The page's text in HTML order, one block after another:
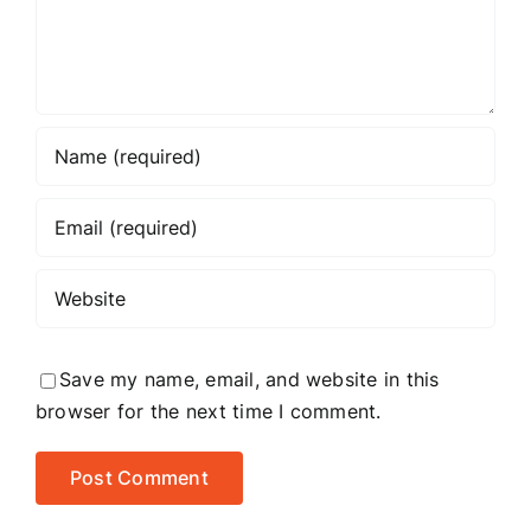
Save my name, email, and website in this
browser for the next time I comment.